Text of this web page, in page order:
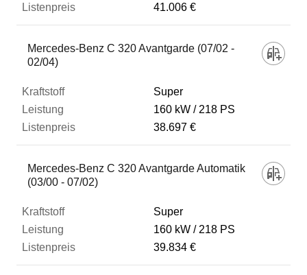
41.006 €
Mercedes-Benz C 320 Avantgarde (07/02 -
02/04)
Super
160 kW
218 PS
38.697 €
Mercedes-Benz C 320 Avantgarde Automatik
(03/00 - 07/02)
Super
160 kW
218 PS
39.834 €